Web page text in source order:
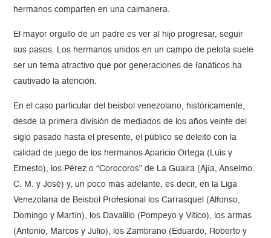
hermanos comparten en una caimanera.
El mayor orgullo de un padre es ver al hijo progresar, seguir
sus pasos. Los hermanos unidos en un campo de pelota suele
ser un tema atractivo que por generaciones de fanáticos ha
cautivado la atención.
En el caso particular del beisbol venezolano, históricamente,
desde la primera división de mediados de los años veinte del
siglo pasado hasta el presente, el público se deleitó con la
calidad de juego de los hermanos Aparicio Ortega (Luis y
Ernesto), los Pérez o “Corocoros” de La Guaira (Ajía, Anselmo.
C. M. y José) y, un poco más adelante, es decir, en la Liga
Venezolana de Beisbol Profesional los Carrasquel (Alfonso,
Domingo y Martín), los Davalillo (Pompeyo y Vitico), los armas
(Antonio, Marcos y Julio), los Zambrano (Eduardo, Roberto y